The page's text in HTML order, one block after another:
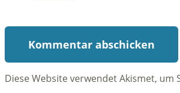
Diese Website verwendet Akismet, um